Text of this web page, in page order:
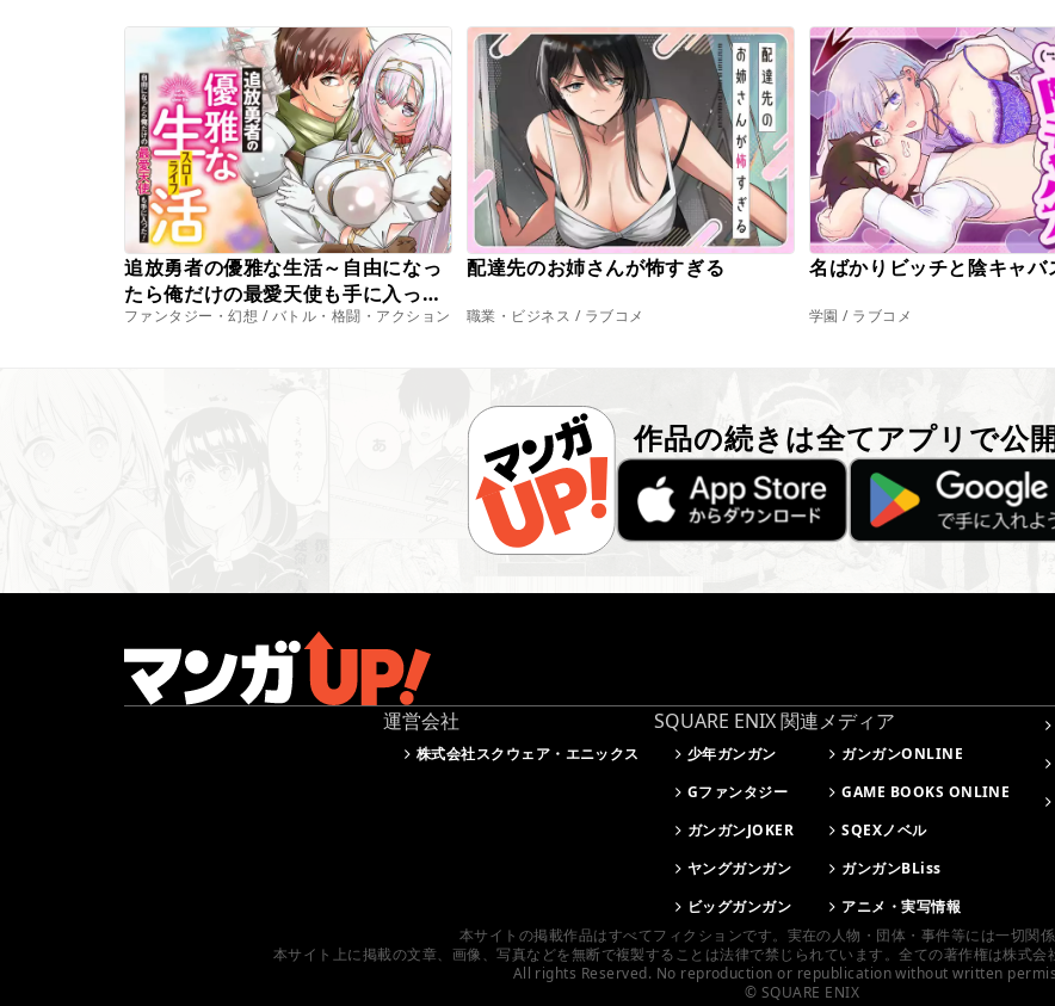
追放勇者の優雅な生活～自由になっ
たら俺だけの最愛天使も手に入っ
た！～
ファンタジー・幻想 / バトル・格闘・アクション
配達先のお姉さんが怖すぎる
職業・ビジネス / ラブコメ
名ばかりビッチと陰キャバ
学園 / ラブコメ
作品の続きは全てアプリで公
運営会社
株式会社スクウェア・エニックス
SQUARE ENIX 関連メディア
少年ガンガン
Gファンタジー
ガンガンJOKER
ヤングガンガン
ビッグガンガン
ガンガンONLINE
GAME BOOKS ONLINE
SQEXノベル
ガンガンBLiss
アニメ・実写情報
本サイトの掲載作品はすべてフィクションです。実在の人物・団体・事件等には一切関係
本サイト上に掲載の文章、画像、写真などを無断で複製することは法律で禁じられています。全ての著作権は株式会
All rights Reserved. No reproduction or republication without written
© SQUARE ENIX